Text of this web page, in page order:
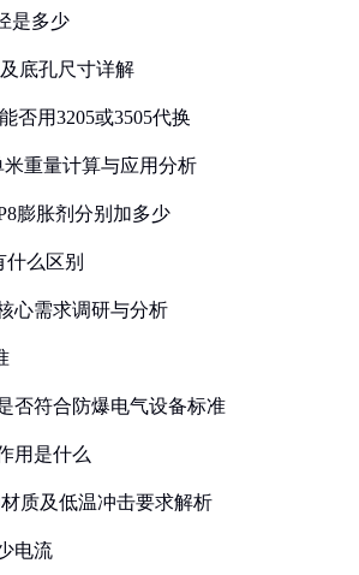
是多少
底孔尺寸详解
否用3205或3505代换
米重量计算与应用分析
膨胀剂分别加多少
什么区别
心需求调研与分析
否符合防爆电气设备标准
用是什么
质及低温冲击要求解析
电流